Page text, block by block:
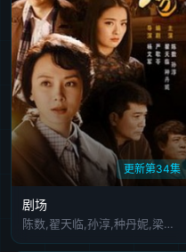
更新第34集
剧场
陈数,翟天临,孙淳,种丹妮,梁丽,鲍大志,师悦玲,崔新琴,霍璇,常汝言,李悦然,张宁益,孙浩浩,李明震,李涓,上白,邢城,刘秀芝,周荣,胡嘉轩,吴济如,邱浩,冯丹菊,于翔,徐艺芳,郭沫,刘乃强,翟晓鸣,邓钢,王涵,麻骏,李德龙,鲁莽,牟芮,白鹭,孔明,胡姐,麻雅娜